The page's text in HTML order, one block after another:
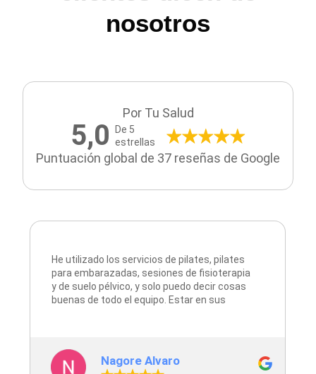
nosotros
Por Tu Salud
5,0
De 5
estrellas
Puntuación global de 37 reseñas de Google
Nagore Alvaro
He utilizado los servicios de pilates, pilates
para embarazadas, sesiones de fisioterapia
y de suelo pélvico, y solo puedo decir cosas
buenas de todo el equipo. Estar en sus
es un centro al que volver, tanto por el
servicio como por el equipo, un 10.